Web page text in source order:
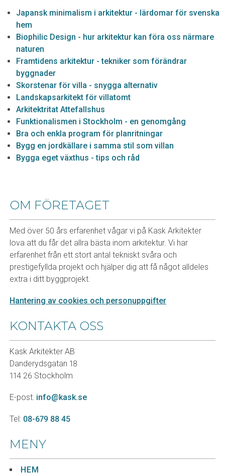
Japansk minimalism i arkitektur - lärdomar för svenska
hem
Biophilic Design - hur arkitektur kan föra oss närmare
naturen
Framtidens arkitektur - tekniker som förändrar
byggnader
Skorstenar för villa - snygga alternativ
Landskapsarkitekt för villatomt
Arkitektritat Attefallshus
Funktionalismen i Stockholm - en genomgång
Bra och enkla program för planritningar
Bygg en jordkällare i samma stil som villan
Bygga eget växthus - tips och råd
OM FÖRETAGET
Med över 50 års erfarenhet vågar vi på Kask Arkitekter
lova att du får det allra bästa inom arkitektur. Vi har
erfarenhet från ett stort antal tekniskt svåra och
prestigefyllda projekt och hjälper dig att få något alldeles
extra i ditt byggprojekt.
Hantering av cookies och personuppgifter
KONTAKTA OSS
Kask Arkitekter AB
Danderydsgatan 18
114 26 Stockholm
E-post: info@kask.se
Tel: 08-679 88 45
MENY
HEM